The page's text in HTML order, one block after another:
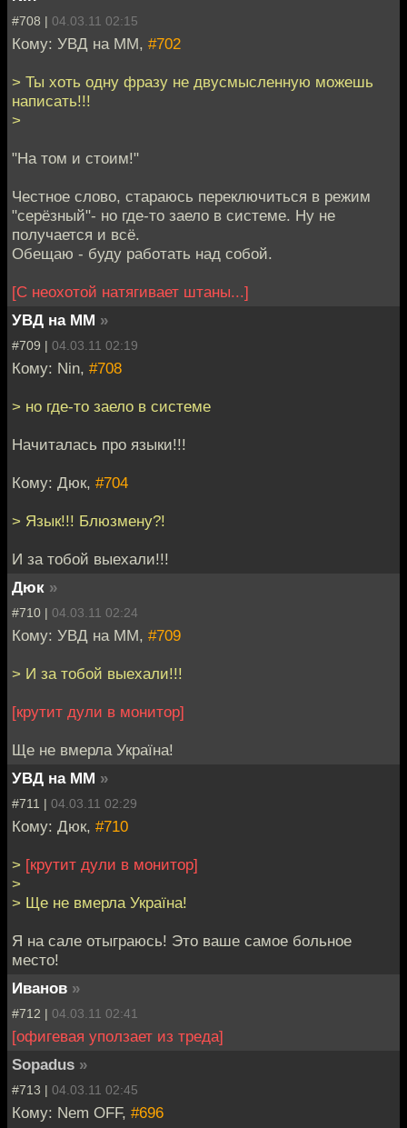
#708 | 04.03.11 02:15
Кому: УВД на ММ, #702
> Ты хоть одну фразу не двусмысленную можешь
написать!!!
>
"На том и стоим!"
Честное слово, стaраюсь переключиться в режим
"серёзный"- но где-то заело в системе. Ну не
получается и всё.
Обещаю - буду работать над собой.
[С неохотой натягивает штаны...]
УВД на ММ »
#709 | 04.03.11 02:19
Кому: Nin, #708
> но где-то заело в системе
Начиталась про языки!!!
Кому: Дюк, #704
> Язык!!! Блюзмену?!
И за тобой выехали!!!
Дюк »
#710 | 04.03.11 02:24
Кому: УВД на ММ, #709
> И за тобой выехали!!!
[крутит дули в монитор]
Ще не вмерла Україна!
УВД на ММ »
#711 | 04.03.11 02:29
Кому: Дюк, #710
> [крутит дули в монитор]
>
> Ще не вмерла Україна!
Я на сале отыграюсь! Это ваше самое больное
место!
Иванов »
#712 | 04.03.11 02:41
[офигевая уползает из треда]
Sopadus »
#713 | 04.03.11 02:45
Кому: Nem OFF, #696